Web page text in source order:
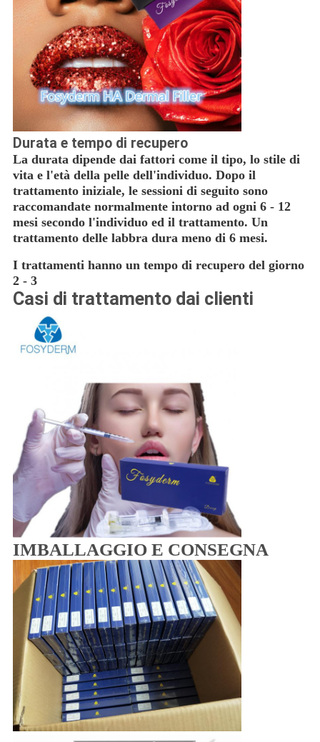
Durata e tempo di recupero
La durata dipende dai fattori come il tipo, lo stile di
vita e l'età della pelle dell'individuo. Dopo il
trattamento iniziale, le sessioni di seguito sono
raccomandate normalmente intorno ad ogni 6 - 12
mesi secondo l'individuo ed il trattamento. Un
trattamento delle labbra dura meno di 6 mesi.
I trattamenti hanno un tempo di recupero del giorno
2 - 3
Casi di trattamento dai clienti
IMBALLAGGIO E CONSEGNA